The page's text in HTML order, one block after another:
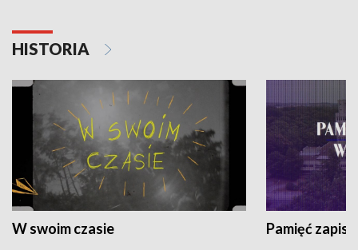
HISTORIA
W swoim czasie Pamięć